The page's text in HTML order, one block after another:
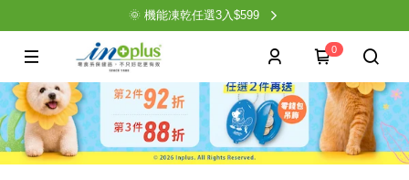
🌞 機能凍乾任選3入$599
0